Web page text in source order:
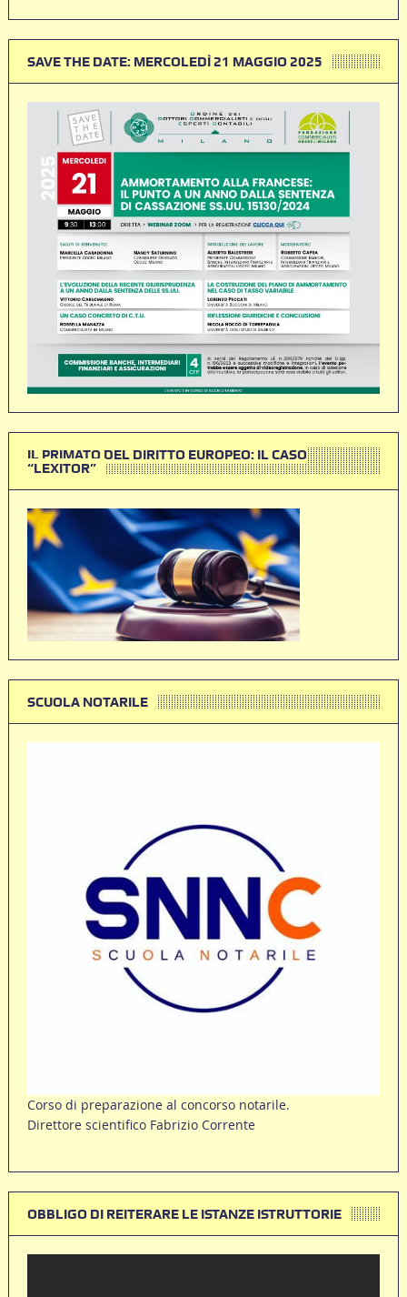
SAVE THE DATE: MERCOLEDÌ 21 MAGGIO 2025
IL PRIMATO DEL DIRITTO EUROPEO: IL CASO
“LEXITOR”
SCUOLA NOTARILE
Corso di preparazione al concorso notarile.
Direttore scientifico Fabrizio Corrente
OBBLIGO DI REITERARE LE ISTANZE ISTRUTTORIE